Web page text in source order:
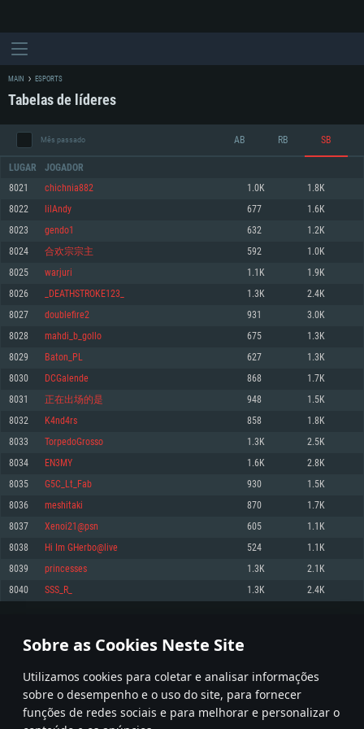
Sobre as Cookies Neste Site
Utilizamos cookies para coletar e analisar informações
sobre o desempenho e o uso do site, para fornecer
funções de redes sociais e para melhorar e personalizar o
REQUERIMENTOS DE SISTEMA
Mínimo
Sistema Operativo: Windows 10 (64 bit)
Processador: Dual-Core 2.2 GHz
Memória: 4GB
Placa Gráfica: Placa com DirectX 11: AMD Radeon 77XX / NVIDIA GeForce
GTX 660. Resolução mínima suportada: 720p
Network: Internet de banda larga.
Disco: 23,1 GB
Recomendado
superior, Radeon RX 570 ou superior
Disco: 75,9 GB
Mínimo
Sistema Operativo: Mac OS Big Sur 11.0 ou versão mais recente
Processador: Core i5 2.2GHz mínimo (Intel Xeon não suportado)
Memória: 6 GB
Placa Gráfica: Intel Iris Pro 5200 (Mac), equivalentes AMD/Nvidia para Mac.
Resolução mínima suportada: 720p com suporte Metal.
Network: Internet de banda larga.
Disco: 21,5 GB
Recomendado
Network: Internet de banda larga.
Mínimo
Sistema Operativo: Distribuições mais modernas do Linux de 64bit
Processador: Dual-Core 2.4 GHz
Memória: 4 GB
Placa Gráfica: NVIDIA 660 com os drivers mais recentes (não mais de 6
meses) / equivalentes AMD com os drivers mais recentes com suporte
Vulkan (não mais de 6 meses); Resolução mínima suportada: 720p.
Network: Internet de banda larga.
Disco: 21,5 GB
Recomendado
Sistema Operativo: Ubuntu 20.04 64bit
Processador: Intel Core i7
Memória: 16 GB
Placa Gráfica: NVIDIA 1060 com os drivers mais recentes (não mais de 6
meses) / equivalentes AMD (Radeon RX 570) com os drivers mais recentes
Network: Internet de banda larga.
MAIN ESPORTS
Tabelas de líderes
Mês passado AB RB SB
LUGAR JOGADOR
8021 chichnia882 1.0K 1.8K
8022 lilAndy 677 1.6K
8023 gendo1 632 1.2K
8024 合欢宗宗主 592 1.0K
8025 warjuri 1.1K 1.9K
8026 _DEATHSTROKE123_ 1.3K 2.4K
8027 doublefire2 931 3.0K
8028 mahdi_b_gollo 675 1.3K
8029 Baton_PL 627 1.3K
8030 DCGalende 868 1.7K
8031 正在出场的是 948 1.5K
8032 K4nd4rs 858 1.8K
8033 TorpedoGrosso 1.3K 2.5K
8034 EN3MY 1.6K 2.8K
8035 G5C_Lt_Fab 930 1.5K
8036 meshitaki 870 1.7K
8037 Xenoi21@psn 605 1.1K
8038 Hi Im GHerbo@live 524 1.1K
8039 princesses 1.3K 2.1K
8040 SSS_R_ 1.3K 2.4K